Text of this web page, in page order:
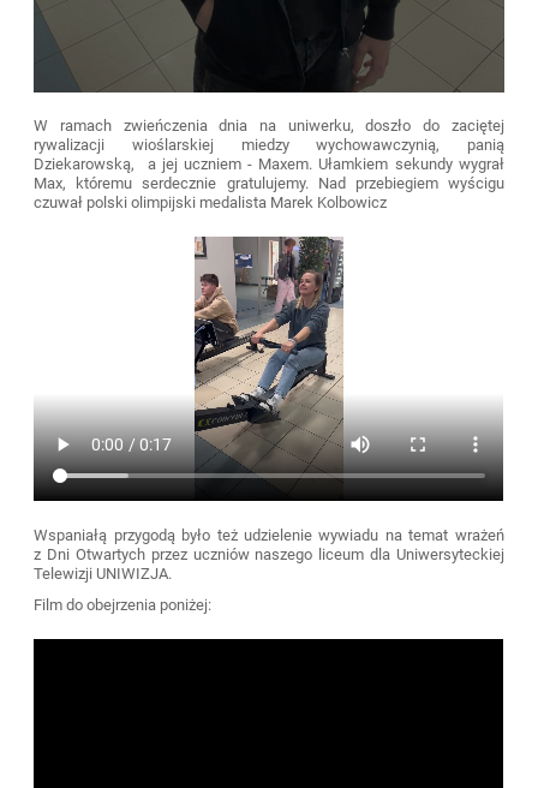
W ramach zwieńczenia dnia na uniwerku, doszło do zaciętej
rywalizacji wioślarskiej miedzy wychowawczynią, panią
Dziekarowską, a jej uczniem - Maxem. Ułamkiem sekundy wygrał
Max, któremu serdecznie gratulujemy. Nad przebiegiem wyścigu
czuwał polski olimpijski medalista Marek Kolbowicz
Wspaniałą przygodą było też udzielenie wywiadu na temat wrażeń
z Dni Otwartych przez uczniów naszego liceum dla Uniwersyteckiej
Telewizji UNIWIZJA.
Film do obejrzenia poniżej: